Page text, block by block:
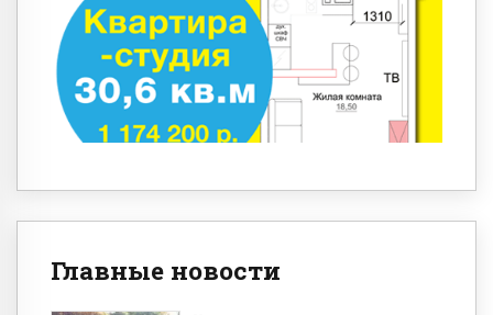
Главные новости